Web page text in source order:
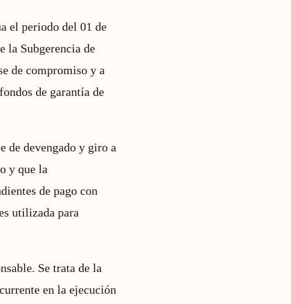
el periodo del 01 de
la Subgerencia de
de compromiso y a
de garantía de
de devengado y giro a
y que la
de pago con
utilizada para
Se trata de la
en la ejecución